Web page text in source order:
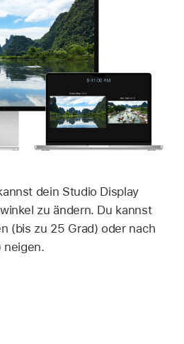
dein Studio Display
zu ändern. Du kannst
(bis zu 25 Grad) oder nach
neigen.